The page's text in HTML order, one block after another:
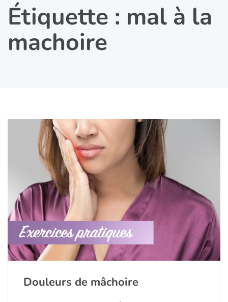
Étiquette : mal à la
machoire
Douleurs de mâchoire